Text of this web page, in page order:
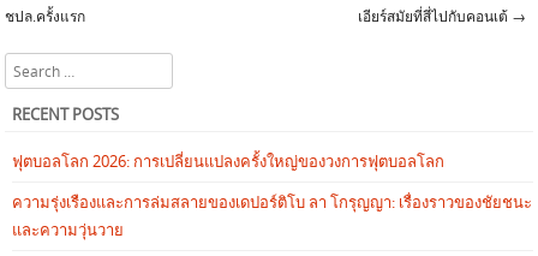
Post navigation
ชปล.ครั้งแรก
เอียร์สมัยที่สี่ไปกับคอนเต้ →
Search
RECENT POSTS
ฟุตบอลโลก 2026: การเปลี่ยนแปลงครั้งใหญ่ของวงการฟุตบอลโลก
ความรุ่งเรืองและการล่มสลายของเดปอร์ติโบ ลา โกรุญญา: เรื่องราวของชัยชนะ
และความวุ่นวาย